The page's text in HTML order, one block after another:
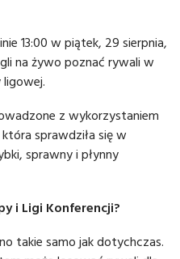
13:00 w piątek, 29 sierpnia,
na żywo poznać rywali w
z wykorzystaniem
sprawdziła się w
sprawny i płynny
i Ligi Konferencji?
takie samo jak dotychczas.